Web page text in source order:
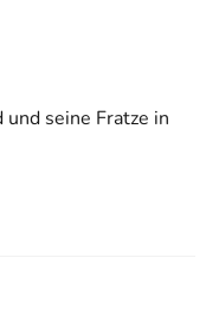
seine Fratze in